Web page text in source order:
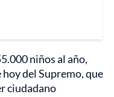
niños al año,
del Supremo, que
ciudadano